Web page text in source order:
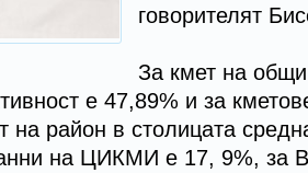
говорителят
За кмет на
е 47,89% и за
на район в столицата
на ЦИКМИ е 17, 9%, за